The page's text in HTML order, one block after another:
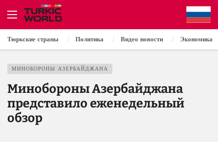
Тюркские страны Политика Видео новости Экономика
МИНОБОРОНЫ АЗЕРБАЙДЖАНА
Минобороны Азербайджана
представило еженедельный
обзор